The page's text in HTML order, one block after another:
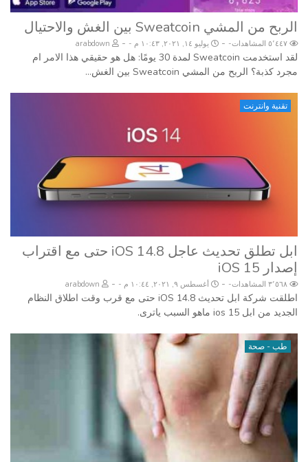
الربح من المشي Sweatcoin بين الغش والاحتيال
- يوليو ١٤, ٢٠٢١, ١٠:٤٣ م -
لقد استخدمت Sweatcoin لمدة 30 يومًا: هل هو حقيقي هذا الامر ام
مجرد كذبة؟ الربح من المشي Sweatcoin بين الغش...
تقنية وانترنت
ابل تطلق تحديث عاجل iOS 14.8 حتى مع اقتراب
إصدار iOS 15
- أغسطس ٩, ٢٠٢١, ١٠:٤٤ م -
اطلقت شركة ابل تحديث iOS 14.8 حتى مع قرب وقت اطلاق النظام
الجديد من ابل ios 15 ماهو السبب ياترى.
طب - صحة